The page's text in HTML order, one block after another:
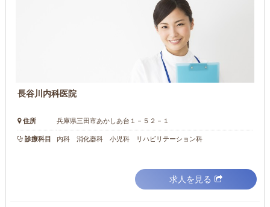
長谷川内科医院
住所 兵庫県三田市あかしあ台１－５２－１
診療科目 内科 消化器科 小児科 リハビリテーション科
求人を見る